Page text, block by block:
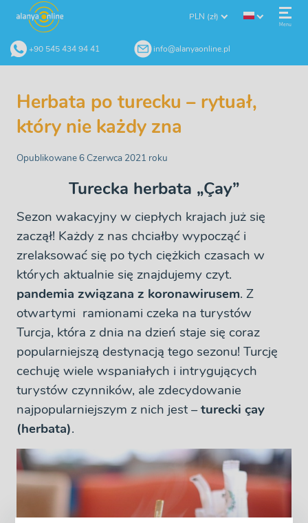
Menu
PLN (zł)
+90 545 434 94 41 info@alanyaonline.pl
Herbata po turecku – rytuał,
który nie każdy zna
Opublikowane 6 Czerwca 2021 roku
Turecka herbata „Çay”
Sezon wakacyjny w ciepłych krajach już się
zaczął! Każdy z nas chciałby wypocząć i
zrelaksować się po tych ciężkich czasach w
których aktualnie się znajdujemy czyt.
pandemia związana z koronawirusem. Z
otwartymi ramionami czeka na turystów
Turcja, która z dnia na dzień staje się coraz
popularniejszą destynacją tego sezonu! Turcję
cechuję wiele wspaniałych i intrygujących
turystów czynników, ale zdecydowanie
najpopularniejszym z nich jest –turecki çay
(herbata).